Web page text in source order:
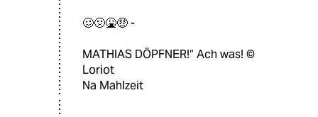
🥴🤢🤮🤑 -
MATHIAS DÖPFNER!“ Ach was! ©️
Loriot
Na Mahlzeit